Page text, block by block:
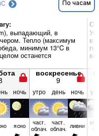
По часам
выпадающий, в
Тепло (максимум
минимум 13°C в
останется
воскресенье
9
ночь утро день ночь
ясно част.
облач.
част.
облач. ливни